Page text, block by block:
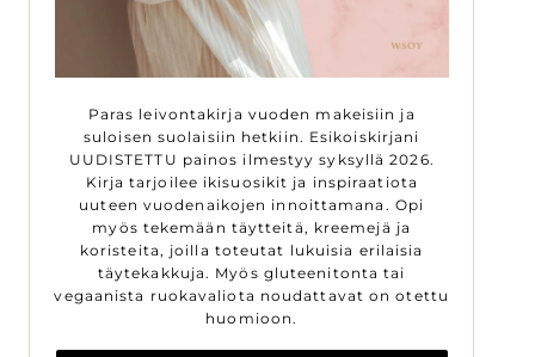
Paras leivontakirja vuoden makeisiin ja
suloisen suolaisiin hetkiin. Esikoiskirjani
UUDISTETTU painos ilmestyy syksyllä 2026.
Kirja tarjoilee ikisuosikit ja inspiraatiota
uuteen vuodenaikojen innoittamana. Opi
myös tekemään täytteitä, kreemejä ja
koristeita, joilla toteutat lukuisia erilaisia
täytekakkuja. Myös gluteenitonta tai
vegaanista ruokavaliota noudattavat on otettu
huomioon.